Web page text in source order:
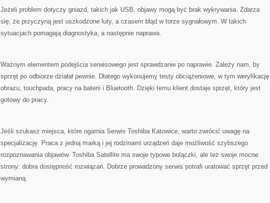
Jeżeli problem dotyczy gniazd, takich jak USB, objawy mogą być brak wykrywania. Zdarza
się, że przyczyną jest uszkodzone luty, a czasem błąd w torze sygnałowym. W takich
sytuacjach pomagają diagnostyka, a następnie naprawa.
Ważnym elementem podejścia serwisowego jest sprawdzanie po naprawie. Zależy nam, by
sprzęt po odbiorze działał pewnie. Dlatego wykonujemy testy obciążeniowe, w tym weryfikację
obrazu, touchpada, pracy na baterii i Bluetooth. Dzięki temu klient dostaje sprzęt, który jest
gotowy do pracy.
Jeśli szukasz miejsca, które ogarnia Serwis Toshiba Katowice, warto zwrócić uwagę na
specjalizację. Praca z jedną marką i jej rodzinami urządzeń daje możliwość szybszego
rozpoznawania objawów. Toshiba Satellite ma swoje typowe bolączki, ale też swoje mocne
strony: dobra dostępność rozwiązań. Dobrze prowadzony serwis potrafi uratować sprzęt przed
wymianą.